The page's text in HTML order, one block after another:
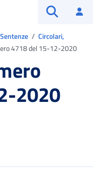
Circolari,
4718 del 15-12-2020
2020